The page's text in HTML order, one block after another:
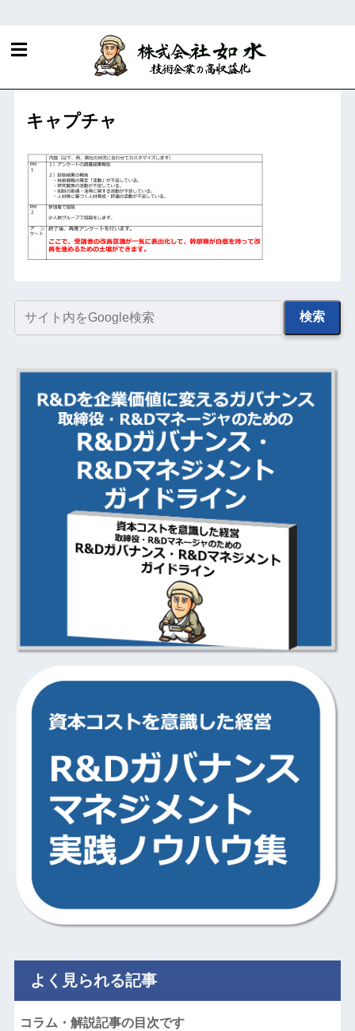
経営者の方へ
フェーズ１．高収益化可能性診
キャプチャ
検索
よく見られる記事
コラム・解説記事の目次です